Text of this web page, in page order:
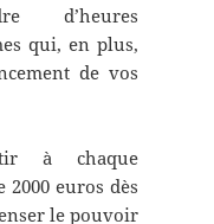
d’heures
qui, en plus,
de vos
à chaque
euros dès
le pouvoir